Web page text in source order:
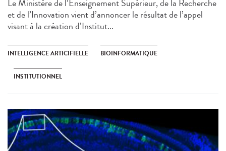
Le Ministère de l’Enseignement Supérieur, de la Recherche
et de l’Innovation vient d’annoncer le résultat de l’appel
visant à la création d’Institut...
INTELLIGENCE ARTICIFIELLE BIOINFORMATIQUE
INSTITUTIONNEL